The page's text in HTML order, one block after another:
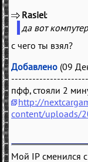
Rasiel
да вот
с чего ты взял?
Добавлено (09
пфф, стояли 2
http://
content/uploads/
Мой IP сменился